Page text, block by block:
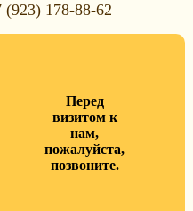
(923) 178-88-62
Перед
визитом к
нам,
пожалуйста,
позвоните.